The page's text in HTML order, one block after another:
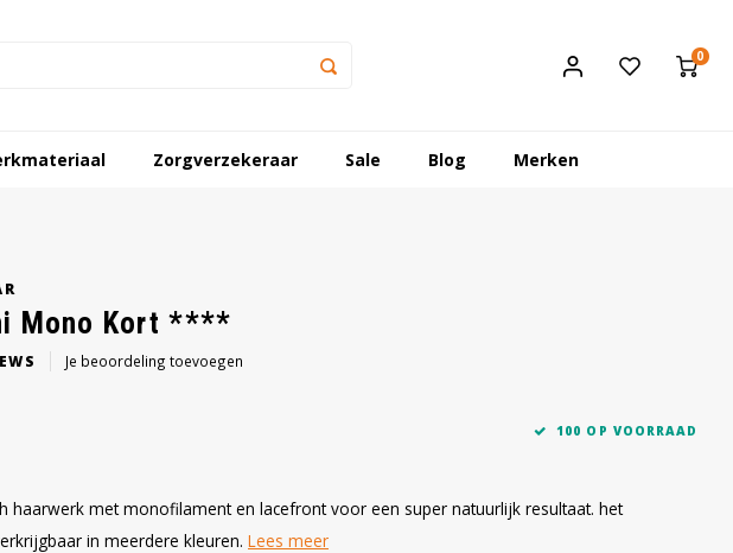
0
Zorgverzekeraar Sale Blog Merken
Mono Kort ****
Je beoordeling toevoegen
100 OP VOORRAAD
haarwerk met monofilament en lacefront voor een super natuurlijk resultaat. het
in meerdere kleuren. Lees meer